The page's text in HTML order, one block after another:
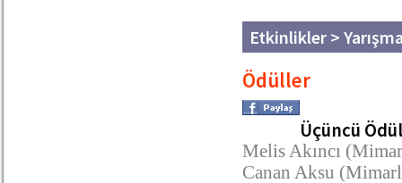
Etkinlikler >
Ödüller
Üçüncü Ödül
Melis Akıncı
Canan Aksu